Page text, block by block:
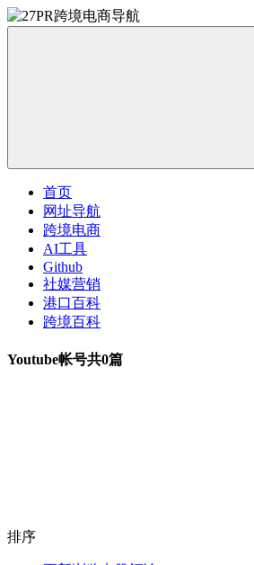
首页
网址导航
跨境电商
AI工具
Github
社媒营销
港口百科
跨境百科
Youtube帐号共0篇
排序